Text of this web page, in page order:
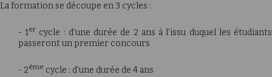
La formation se découpe en 3 cycles :
- 1er cycle : d’une durée de 2 ans à l’issu duquel les étudiants
passeront un premier concours
- 2ème cycle : d’une durée de 4 ans